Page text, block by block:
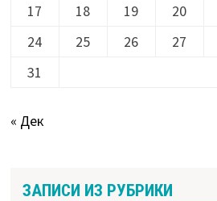
17
18 19 20
24
25 26 27
31
« Дек
ЗАПИСИ ИЗ РУБРИКИ